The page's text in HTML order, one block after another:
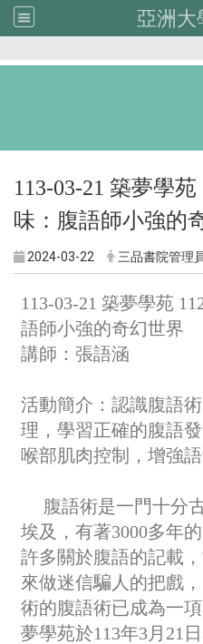
亞洲大
113-03-21 築夢學
味：腹語師小強的
2024-03-22 三品書院管理
113-03-21 築夢學苑
語師小強的奇幻世界
講師：張語涵
活動簡介： 認識腹語
理，學習正確的腹語
喉部肌肉控制，增強
腹語術是一門十分
埃及，有著3000多年
許多關於腹語的記載
來做迷信騙人的把戲
術的腹語術已成為一
夢學苑於113年3月21